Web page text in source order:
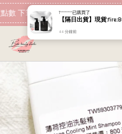
下筆消費即可折抵 現在去購物！
T********已購買了
44 分鐘前